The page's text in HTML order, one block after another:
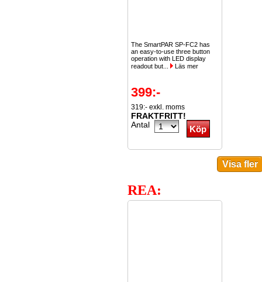
The SmartPAR SP-FC2 has
an easy-to-use three button
operation with LED display
readout but...
Läs mer
399:-
319:- exkl. moms
FRAKTFRITT!
Antal
REA: